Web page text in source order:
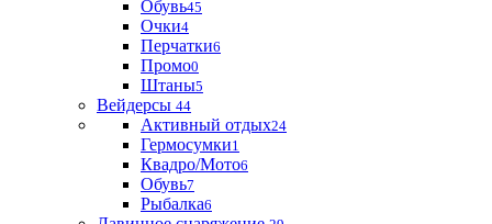
Обувь45
Очки4
Перчатки6
Промо0
Штаны5
Вейдерсы 44
Активный отдых24
Гермосумки1
Квадро/Мото6
Обувь7
Рыбалка6